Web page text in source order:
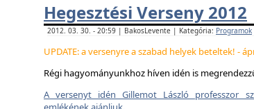
Hegesztési Verseny 2012
2012. 03. 30. - 20:59 | BakosLevente | Kategória: Programok
UPDATE: a versenyre a szabad helyek beteltek! -
Régi hagyományunkhoz híven idén is
A versenyt idén Gillemot László professzor